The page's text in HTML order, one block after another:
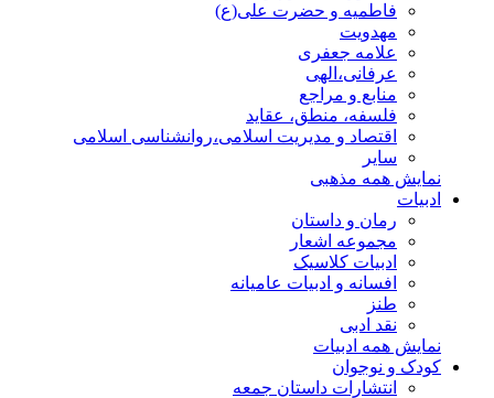
فاطمیه و حضرت علی(ع)
مهدویت
علامه جعفری
عرفانی،الهی
منابع و مراجع
فلسفه، منطق، عقاید
اقتصاد و مدیریت اسلامی،روانشناسی اسلامی
سایر
نمایش همه مذهبی
ادبیات
رمان و داستان
مجموعه اشعار
ادبیات کلاسیک
افسانه و ادبیات عامیانه
طنز
نقد ادبی
نمایش همه ادبیات
کودک و نوجوان
انتشارات داستان جمعه